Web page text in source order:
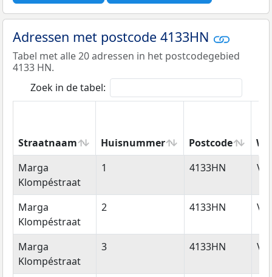
Adressen met postcode 4133HN
Tabel met alle 20 adressen in het postcodegebied
4133 HN.
Zoek in de tabel:
Straatnaam Huisnummer Postcode
Straatnaam
Huisnummer Postcode
Marga
Klompéstraat
1 4133HN
Marga
Klompéstraat
2 4133HN
Marga
Klompéstraat
3 4133HN